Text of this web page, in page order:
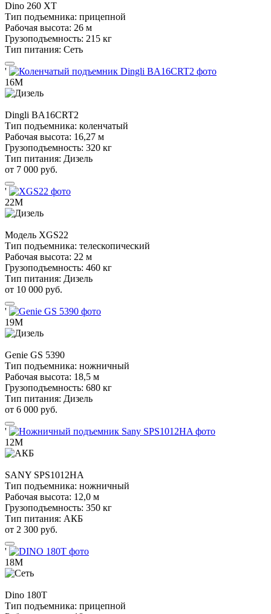
Dino 260 XT
Тип подъемника: прицепной
Рабочая высота: 26 м
Грузоподъемность: 215 кг
Тип питания: Сеть
'
16М
Dingli BA16CRT2
Тип подъемника: коленчатый
Рабочая высота: 16,27 м
Грузоподъемность: 320 кг
Тип питания: Дизель
от 7 000 руб.
'
22М
Модель XGS22
Тип подъемника: телескопический
Рабочая высота: 22 м
Грузоподъемность: 460 кг
Тип питания: Дизель
от 10 000 руб.
'
19М
Genie GS 5390
Тип подъемника: ножничный
Рабочая высота: 18,5 м
Грузоподъемность: 680 кг
Тип питания: Дизель
от 6 000 руб.
'
12М
SANY SPS1012HA
Тип подъемника: ножничный
Рабочая высота: 12,0 м
Грузоподъемность: 350 кг
Тип питания: АКБ
от 2 300 руб.
'
18М
Dino 180T
Тип подъемника: прицепной